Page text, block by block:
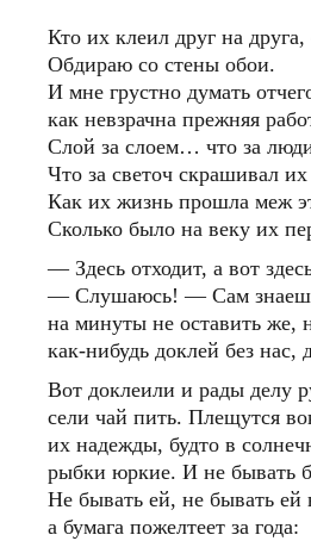
Кто их клеил друг на друга,
Обдираю со стены обои.
И мне грустно думать
как невзрачна прежняя
Слой за слоем… что за
Что за светоч скрашивал их
Как их жизнь прошла меж
Сколько было на веку их
— Здесь отходит, а вот
— Слушаюсь! — Сам
на минуты не оставить же,
как-нибудь доклей без нас,
Вот доклеили и рады делу
сели чай пить. Плещутся
их надежды, будто в
рыбки юркие. И не бывать
Не бывать ей, не бывать ей
а бумага пожелтеет за года: